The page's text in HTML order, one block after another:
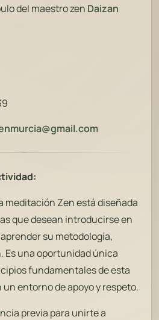
del maestro zen Daizan
meditación Zen está diseñada
que desean introducirse en
su metodología,
Es una oportunidad única
fundamentales de esta
entorno de apoyo y respeto.
previa para unirte a